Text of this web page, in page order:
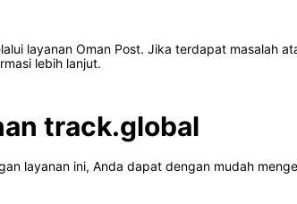
layanan Oman Post. Jika terdapat masalah
lebih lanjut.
track.global
layanan ini, Anda dapat dengan mudah